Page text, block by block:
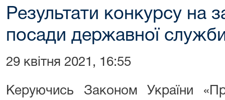
Результати конкурсу на
посади державної служби
29 квітня 2021, 16:55
Керуючись Законом України